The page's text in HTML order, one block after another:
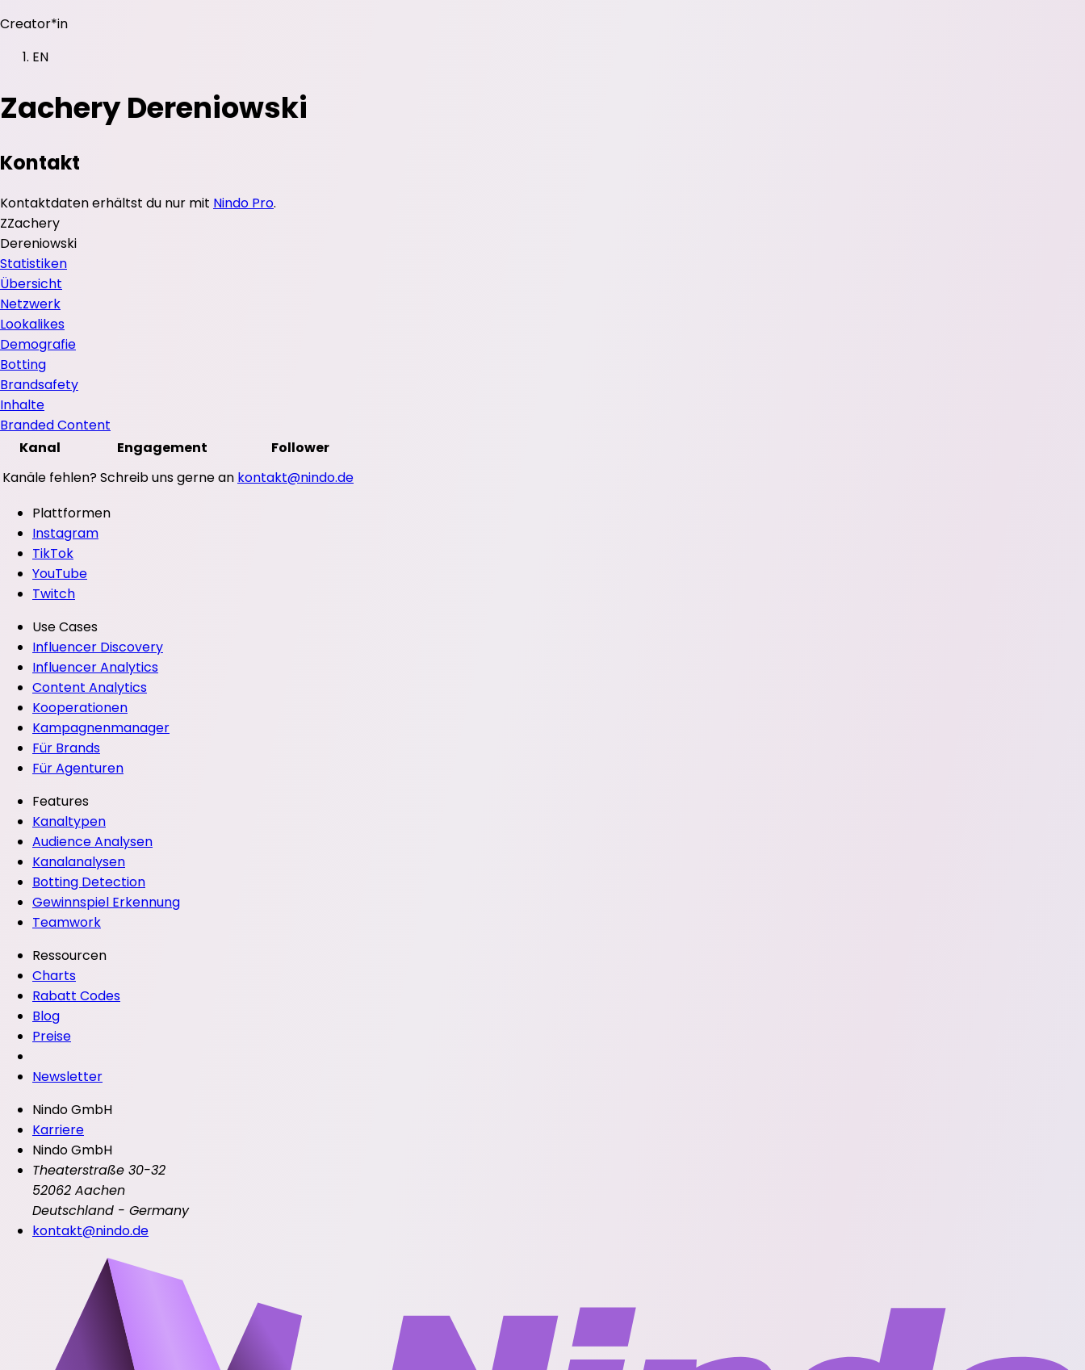
Creator*in
EN
Zachery Dereniowski
Kontakt
Kontaktdaten erhältst du nur mit Nindo Pro.
ZZachery
Dereniowski
Statistiken
Übersicht
Netzwerk
Lookalikes
Demografie
Botting
Brandsafety
Inhalte
Branded Content
Kanal
Engagement
Follower
Kanäle fehlen? Schreib uns gerne an kontakt@nindo.de
Plattformen
Instagram
TikTok
YouTube
Twitch
Use Cases
Influencer Discovery
Influencer Analytics
Content Analytics
Kooperationen
Kampagnenmanager
Für Brands
Für Agenturen
Features
Kanaltypen
Audience Analysen
Kanalanalysen
Botting Detection
Gewinnspiel Erkennung
Teamwork
Ressourcen
Charts
Rabatt Codes
Blog
Preise
Newsletter
Nindo GmbH
Karriere
Nindo GmbH
Theaterstraße 30-32
52062 Aachen
Deutschland - Germany
kontakt@nindo.de